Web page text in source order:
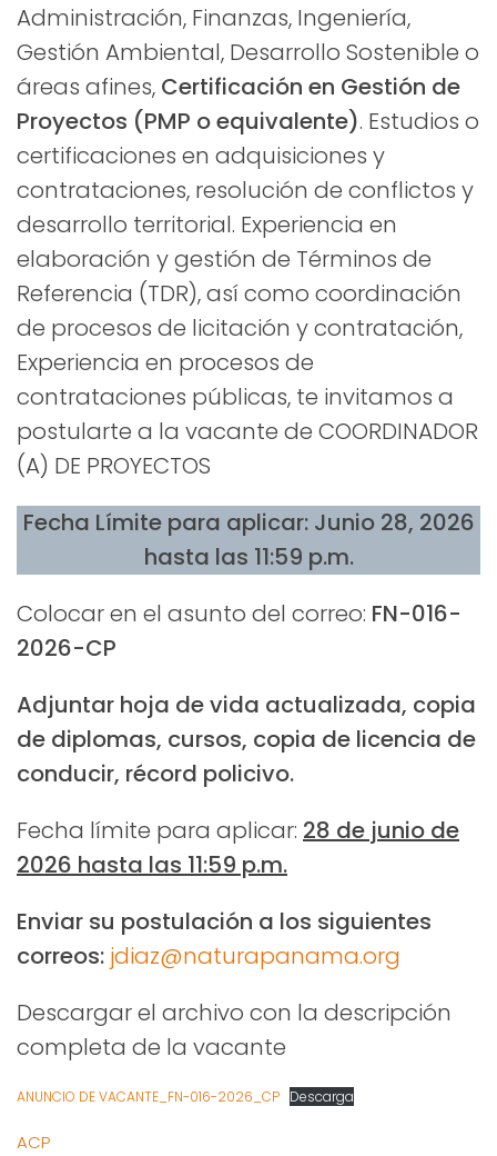
Administración, Finanzas, Ingeniería,
Gestión Ambiental, Desarrollo Sostenible o
áreas afines, Certificación en Gestión de
Proyectos (PMP o equivalente). Estudios o
certificaciones en adquisiciones y
contrataciones, resolución de conflictos y
desarrollo territorial. Experiencia en
elaboración y gestión de Términos de
Referencia (TDR), así como coordinación
de procesos de licitación y contratación,
Experiencia en procesos de
contrataciones públicas, te invitamos a
postularte a la vacante de COORDINADOR
(A) DE PROYECTOS
Fecha Límite para aplicar: Junio 28, 2026
hasta las 11:59 p.m.
Colocar en el asunto del correo: FN-016-
2026-CP
Adjuntar hoja de vida actualizada, copia
de diplomas, cursos, copia de licencia de
conducir, récord policivo.
Fecha límite para aplicar: 28 de junio de
2026 hasta las 11:59 p.m.
Enviar su postulación a los siguientes
correos: jdiaz@naturapanama.org
Descargar el archivo con la descripción
completa de la vacante
ANUNCIO DE VACANTE_FN-016-2026_CP Descarga
ACP